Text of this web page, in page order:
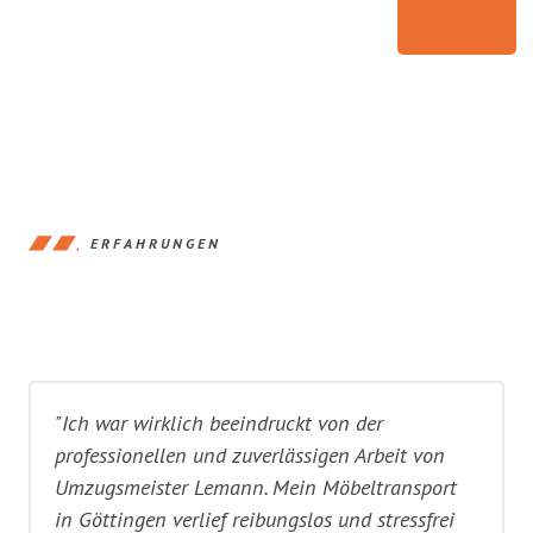
ERFAHRUNGEN
"Ich war wirklich beeindruckt von der
professionellen und zuverlässigen Arbeit von
Umzugsmeister Lemann. Mein Möbeltransport
in Göttingen verlief reibungslos und stressfrei